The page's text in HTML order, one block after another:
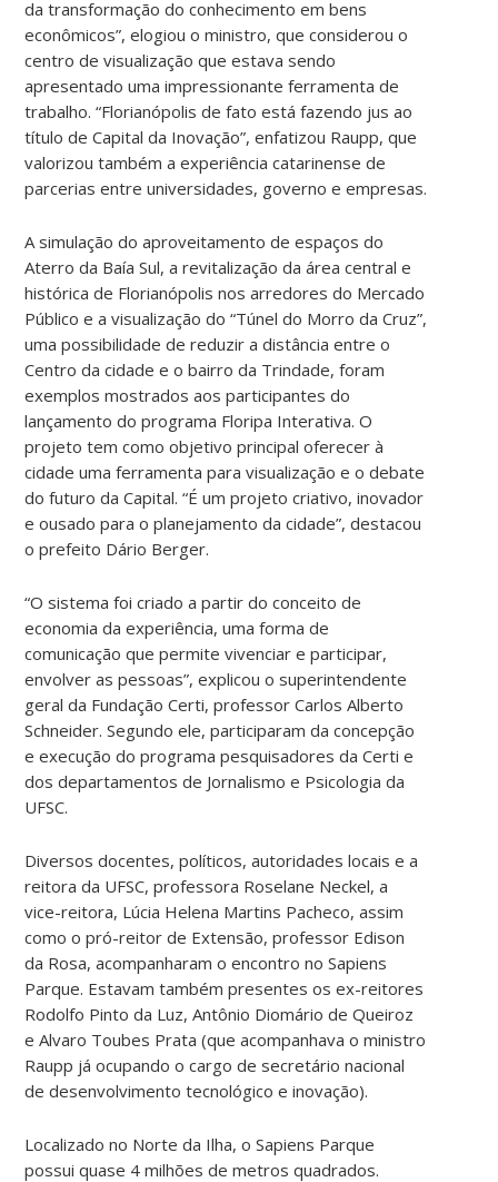
da transformação do conhecimento em bens
econômicos”, elogiou o ministro, que considerou o
centro de visualização que estava sendo
apresentado uma impressionante ferramenta de
trabalho. “Florianópolis de fato está fazendo jus ao
título de Capital da Inovação”, enfatizou Raupp, que
valorizou também a experiência catarinense de
parcerias entre universidades, governo e empresas.
A simulação do aproveitamento de espaços do
Aterro da Baía Sul, a revitalização da área central e
histórica de Florianópolis nos arredores do Mercado
Público e a visualização do “Túnel do Morro da Cruz”,
uma possibilidade de reduzir a distância entre o
Centro da cidade e o bairro da Trindade, foram
exemplos mostrados aos participantes do
lançamento do programa Floripa Interativa. O
projeto tem como objetivo principal oferecer à
cidade uma ferramenta para visualização e o debate
do futuro da Capital. “É um projeto criativo, inovador
e ousado para o planejamento da cidade”, destacou
o prefeito Dário Berger.
“O sistema foi criado a partir do conceito de
economia da experiência, uma forma de
comunicação que permite vivenciar e participar,
envolver as pessoas”, explicou o superintendente
geral da Fundação Certi, professor Carlos Alberto
Schneider. Segundo ele, participaram da concepção
e execução do programa pesquisadores da Certi e
dos departamentos de Jornalismo e Psicologia da
UFSC.
Diversos docentes, políticos, autoridades locais e a
reitora da UFSC, professora Roselane Neckel, a
vice-reitora, Lúcia Helena Martins Pacheco, assim
como o pró-reitor de Extensão, professor Edison
da Rosa, acompanharam o encontro no Sapiens
Parque. Estavam também presentes os ex-reitores
Rodolfo Pinto da Luz, Antônio Diomário de Queiroz
e Alvaro Toubes Prata (que acompanhava o ministro
Raupp já ocupando o cargo de secretário nacional
de desenvolvimento tecnológico e inovação).
Localizado no Norte da Ilha, o Sapiens Parque
possui quase 4 milhões de metros quadrados.